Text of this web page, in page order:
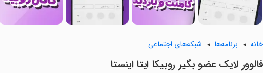
خانه برنامه‌ها شبکه‌های اجتماعی
‏‏‏فالوور لایک عضو بگیر روبیکا ایتا اینستا